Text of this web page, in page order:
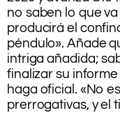
no saben lo que
producirá el
péndulo». Añade
intriga añadida;
finalizar su
haga oficial. «No
prerrogativas, y el